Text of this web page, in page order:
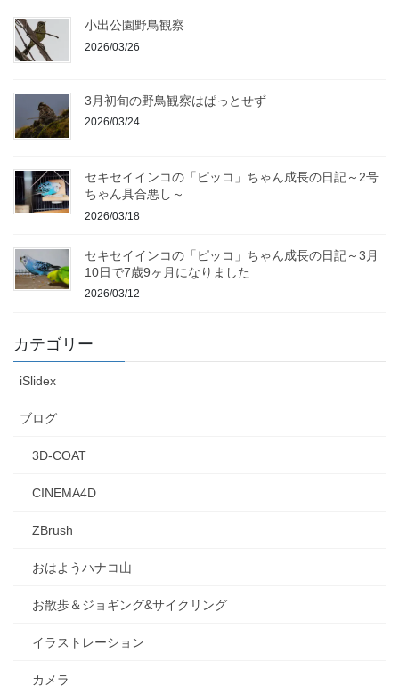
小出公園野鳥観察
2026/03/26
3月初旬の野鳥観察はぱっとせず
2026/03/24
セキセイインコの「ピッコ」ちゃん成長の日記～2号
ちゃん具合悪し～
2026/03/18
セキセイインコの「ピッコ」ちゃん成長の日記～3月
10日で7歳9ヶ月になりました
2026/03/12
カテゴリー
iSlidex
ブログ
3D-COAT
CINEMA4D
ZBrush
おはようハナコ山
お散歩＆ジョギング&サイクリング
イラストレーション
カメラ